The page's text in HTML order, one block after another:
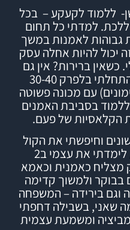
ללמוד לקעקע – בכל
ללכת. למדתי כל תחום
גבוהות לאמנות במשך
יכול להיות אחלה עסק
כשאין ברירות? אין גם
התחלתי בלפרק 30-40
עם מכונה פשוטה
בסביבת האמנים
הקלאסיות של פעם.
וחיפשתי את הקול
שלי כאמנית. על הדרך, לימדתי את עצמי ב2
מצליח כאמנית וכאמא
בבוקר ולמשוך קדימה
וגם בירידה – המשפחה
שאני, בשבילה דחפתי
ומשמעת עצמית